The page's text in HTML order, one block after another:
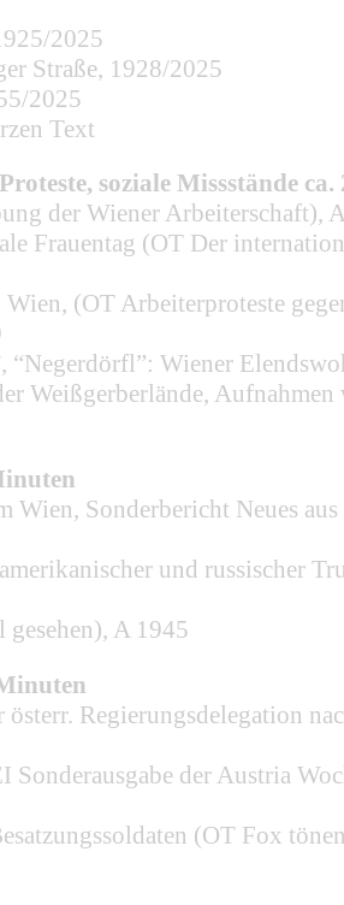
2025
Straße, 1928/2025
2025
Text
soziale Missstände
der Wiener Arbeiterschaft),
Frauentag (OT Der
(OT Arbeiterproteste
Wiener
Weißgerberlände,
Sonderbericht Neues
und russischer
A 1945
Regierungsdelegation
der Austria
(OT Fox